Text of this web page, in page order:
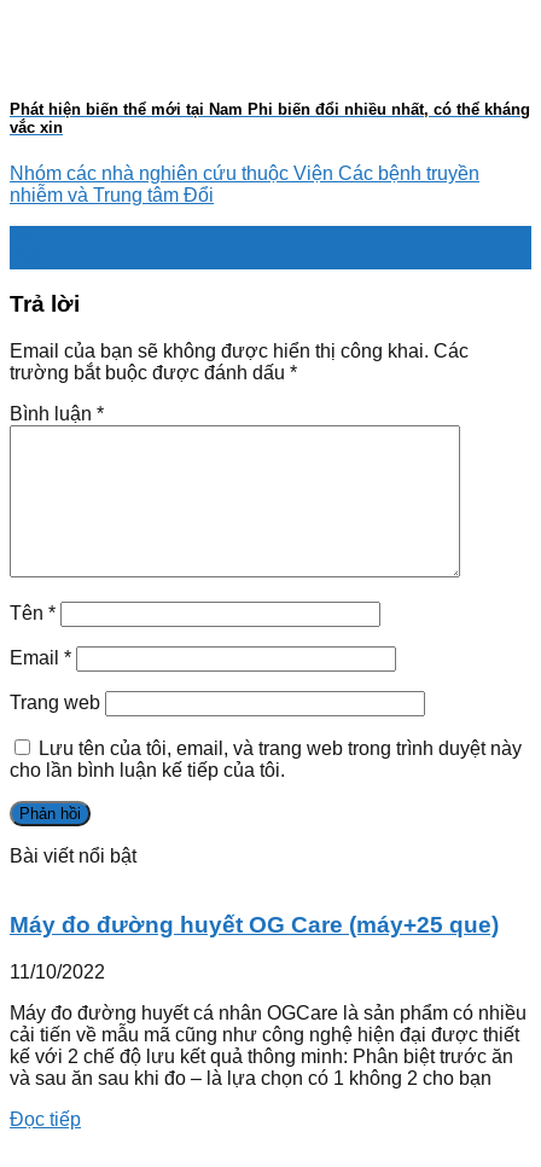
Phát hiện biến thể mới tại Nam Phi biến đổi nhiều nhất, có thể kháng
vắc xin
Nhóm các nhà nghiên cứu thuộc Viện Các bệnh truyền
nhiễm và Trung tâm Đổi
Trả lời
Email của bạn sẽ không được hiển thị công khai. Các
trường bắt buộc được đánh dấu *
Bình luận *
Tên *
Email *
Trang web
Lưu tên của tôi, email, và trang web trong trình duyệt này
cho lần bình luận kế tiếp của tôi.
Bài viết nổi bật
Máy đo đường huyết OG Care (máy+25 que)
11/10/2022
Máy đo đường huyết cá nhân OGCare là sản phẩm có nhiều
cải tiến về mẫu mã cũng như công nghệ hiện đại được thiết
kế với 2 chế độ lưu kết quả thông minh: Phân biệt trước ăn
và sau ăn sau khi đo – là lựa chọn có 1 không 2 cho bạn
Đọc tiếp